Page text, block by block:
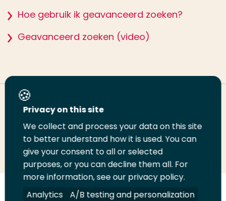
Hoe gebruik ik geavanceerd zoeken?
Geavanceerd zoeken (video)
Deel deze pagina
Deel
LinkedIn
Deel
op
Twitter
Deel
op
Facebook
Email
deze
pagina
Print
deze
pagina
VolgVolgVolgVolg
Privacy on this site
We collect and process your data on this site
to better understand how it is used. You can
give your consent to all or selected
purposes, or you can decline them all. For
more information, see our privacy policy.
Analytics
A/B testing and personalization